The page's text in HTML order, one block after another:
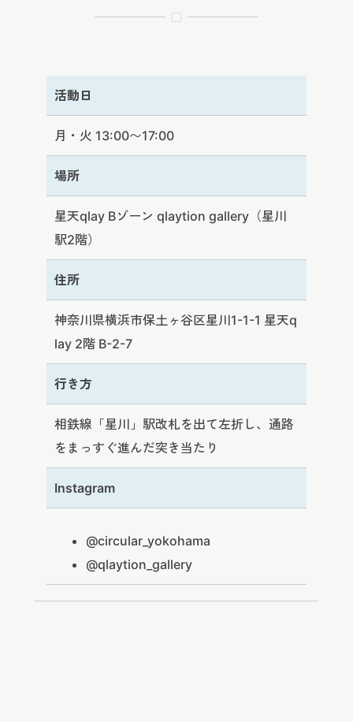
活動日
月・火 13:00〜17:00
場所
星天qlay Bゾーン qlaytion gallery（星川
駅2階）
住所
神奈川県横浜市保土ヶ谷区星川1-1-1 星天q
lay 2階 B-2-7
行き方
相鉄線「星川」駅改札を出て左折し、通路
をまっすぐ進んだ突き当たり
Instagram
@circular_yokohama
@qlaytion_gallery